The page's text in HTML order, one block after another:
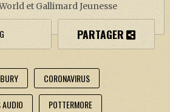
et Gallimard Jeunesse
PARTAGER
CORONAVIRUS
AUDIO POTTERMORE